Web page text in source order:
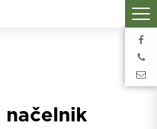
načelnik